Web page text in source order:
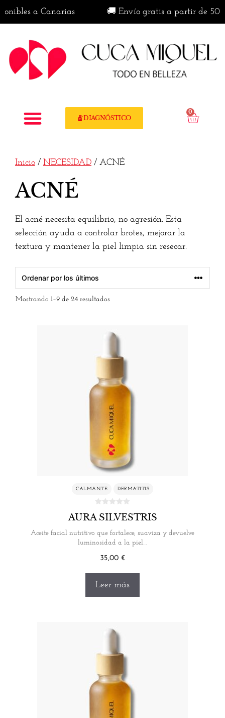
a Canarias 🚚 Envío gratis a partir de 50€ en
DIAGNÓSTICO
0
Inicio / NECESIDAD / ACNÉ
ACNÉ
El acné necesita equilibrio, no agresión. Esta
selección ayuda a controlar brotes, mejorar la
textura y mantener la piel limpia sin resecar.
Mostrando 1–9 de 24 resultados
CALMANTE DERMATITIS
AURA SILVESTRIS
Aceite facial nutritivo que fortalece, suaviza y devuelve
luminosidad a la piel…
35,00 €
Leer más